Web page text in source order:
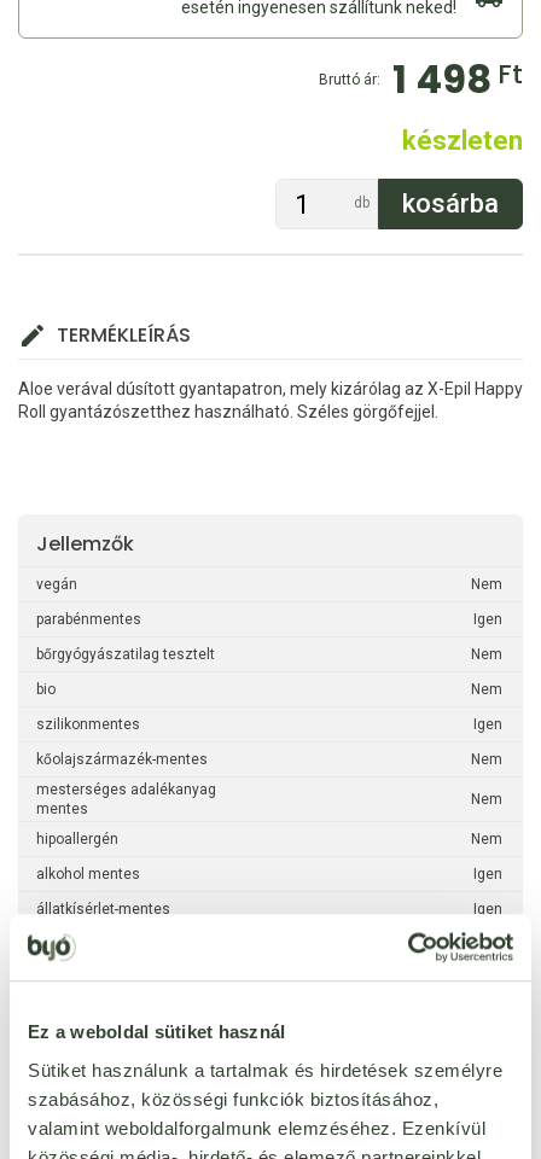
Ez a weboldal sütiket használ
Sütiket használunk a tartalmak és hirdetések személyre
szabásához, közösségi funkciók biztosításához,
valamint weboldalforgalmunk elemzéséhez. Ezenkívül
esetén ingyenesen szállítunk neked!
Bruttó ár: 1 498 Ft
készleten
db
TERMÉKLEÍRÁS
Aloe verával dúsított gyantapatron, mely kizárólag az X-Epil Happy
Roll gyantázószetthez használható. Széles görgőfejjel.
Jellemzők
vegán Nem
parabénmentes Igen
bőrgyógyászatilag tesztelt Nem
bio Nem
szilikonmentes Igen
kőolajszármazék-mentes
Nem
mesterséges adalékanyag
mentes
Nem
hipoallergén Nem
alkohol mentes Igen
állatkísérlet-mentes Igen
ECO CERT Nem
pálmaolajmentes Igen